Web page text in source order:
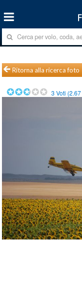
Ritorna alla ricerca foto
3 Voti (2.67